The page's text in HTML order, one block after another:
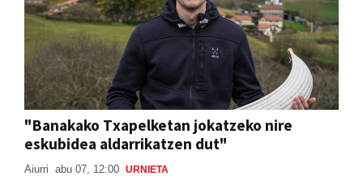
"Banakako Txapelketan jokatzeko nire
eskubidea aldarrikatzen dut"
Aiurri abu 07, 12:00 URNIETA